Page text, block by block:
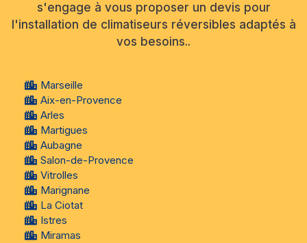
s'engage à vous proposer un devis pour
l'installation de climatiseurs réversibles adaptés à
vos besoins..
Marseille
Aix-en-Provence
Arles
Martigues
Aubagne
Salon-de-Provence
Vitrolles
Marignane
La Ciotat
Istres
Miramas